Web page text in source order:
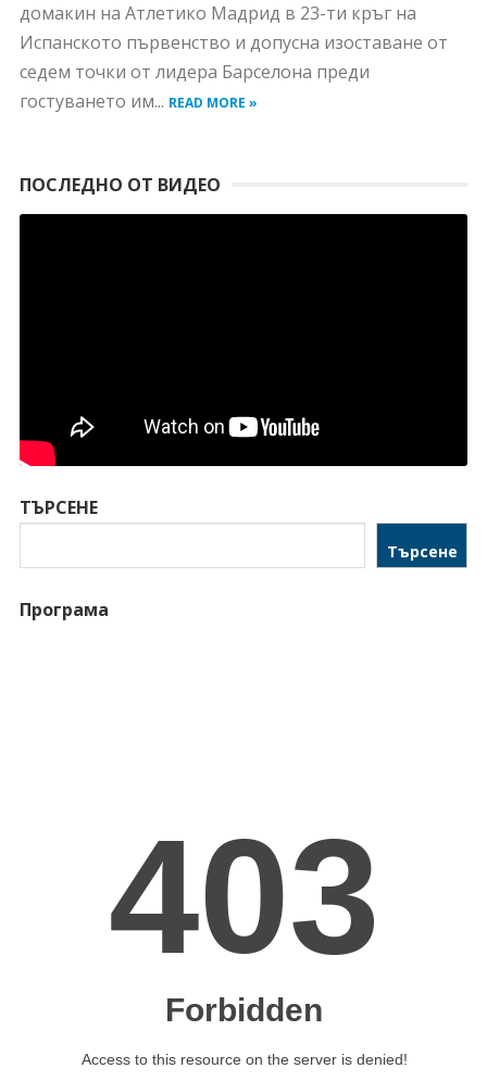
домакин на Атлетико Мадрид в 23-ти кръг на
Испанското първенство и допусна изоставане от
седем точки от лидера Барселона преди
гостуването им... READ MORE »
ПОСЛЕДНО ОТ ВИДЕО
ТЪРСЕНЕ
Търсене
Програма